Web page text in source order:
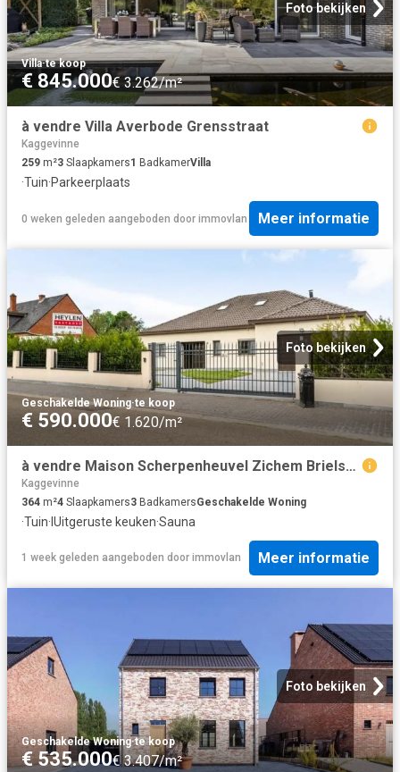
Foto bekijken
Villa·te koop
€ 845.000€ 3.262/m²
à vendre Villa Averbode Grensstraat
Kaggevinne
259 m²3 Slaapkamers1 BadkamerVilla
·Tuin·Parkeerplaats
0 weken geleden aangeboden door immovlan Meer informatie
Foto bekijken
Geschakelde Woning·te koop
€ 590.000€ 1.620/m²
à vendre Maison Scherpenheuvel Zichem Brielstraat
Kaggevinne
364 m²4 Slaapkamers3 BadkamersGeschakelde Woning
·Tuin·IUitgeruste keuken·Sauna
1 week geleden aangeboden door immovlan Meer informatie
Foto bekijken
Geschakelde Woning·te koop
€ 535.000€ 3.407/m²